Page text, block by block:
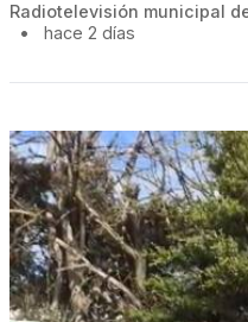
Radiotelevisión municipal
•
hace 2 días